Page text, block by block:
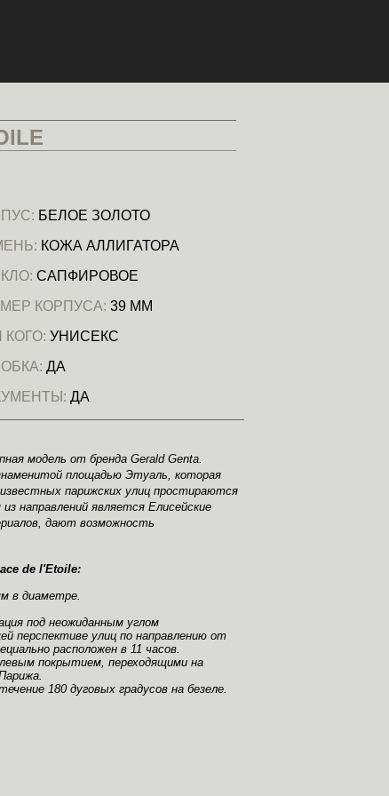
БЕЛОЕ ЗОЛОТО
КОЖА АЛЛИГАТОРА
САПФИРОВОЕ
КОРПУСА: 39 ММ
КОГО: УНИСЕКС
ДА
ДА
модель от бренда Gerald Genta.
площадью Этуаль, которая
парижских улиц простираются
направлений является Елисейские
дают возможность
de l'Etoile:
в диаметре.
под неожиданным углом
перспективе улиц по направлению от
расположен в 11 часов.
покрытием, переходящими на
180 дуговых градусов на безеле.